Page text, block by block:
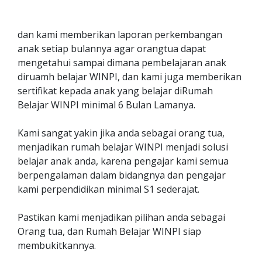
dan kami memberikan laporan perkembangan
anak setiap bulannya agar orangtua dapat
mengetahui sampai dimana pembelajaran anak
diruamh belajar WINPI, dan kami juga memberikan
sertifikat kepada anak yang belajar diRumah
Belajar WINPI minimal 6 Bulan Lamanya.
Kami sangat yakin jika anda sebagai orang tua,
menjadikan rumah belajar WINPI menjadi solusi
belajar anak anda, karena pengajar kami semua
berpengalaman dalam bidangnya dan pengajar
kami perpendidikan minimal S1 sederajat.
Pastikan kami menjadikan pilihan anda sebagai
Orang tua, dan Rumah Belajar WINPI siap
membukitkannya.